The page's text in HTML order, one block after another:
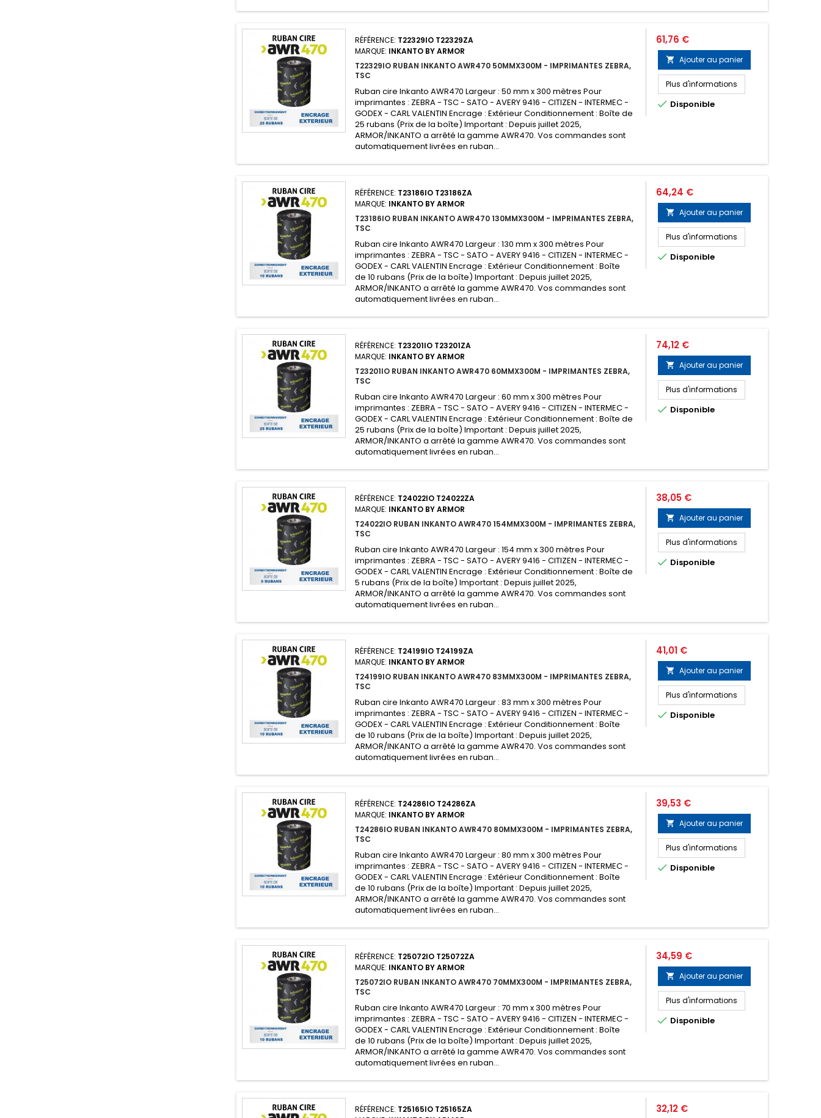
RÉFÉRENCE: T22329IO T22329ZA
MARQUE: INKANTO BY ARMOR
T22329IO RUBAN INKANTO AWR470 50MMX300M - IMPRIMANTES ZEBRA,
TSC
Ruban cire Inkanto AWR470 Largeur : 50 mm x 300 mètres Pour
imprimantes : ZEBRA - TSC - SATO - AVERY 9416 - CITIZEN - INTERMEC -
GODEX - CARL VALENTIN Encrage : Extérieur Conditionnement : Boîte de
25 rubans (Prix de la boîte) Important : Depuis juillet 2025,
ARMOR/INKANTO a arrêté la gamme AWR470. Vos commandes sont
automatiquement livrées en ruban...
Prix
61,76 €
 Ajouter au panier
Plus d'informations
 Disponible
RÉFÉRENCE: T23186IO T23186ZA
MARQUE: INKANTO BY ARMOR
T23186IO RUBAN INKANTO AWR470 130MMX300M - IMPRIMANTES ZEBRA,
TSC
Ruban cire Inkanto AWR470 Largeur : 130 mm x 300 mètres Pour
imprimantes : ZEBRA - TSC - SATO - AVERY 9416 - CITIZEN - INTERMEC -
GODEX - CARL VALENTIN Encrage : Extérieur Conditionnement : Boîte
de 10 rubans (Prix de la boîte) Important : Depuis juillet 2025,
ARMOR/INKANTO a arrêté la gamme AWR470. Vos commandes sont
automatiquement livrées en ruban...
Prix
64,24 €
 Ajouter au panier
Plus d'informations
 Disponible
RÉFÉRENCE: T23201IO T23201ZA
MARQUE: INKANTO BY ARMOR
T23201IO RUBAN INKANTO AWR470 60MMX300M - IMPRIMANTES ZEBRA,
TSC
Ruban cire Inkanto AWR470 Largeur : 60 mm x 300 mètres Pour
imprimantes : ZEBRA - TSC - SATO - AVERY 9416 - CITIZEN - INTERMEC -
GODEX - CARL VALENTIN Encrage : Extérieur Conditionnement : Boîte de
25 rubans (Prix de la boîte) Important : Depuis juillet 2025,
ARMOR/INKANTO a arrêté la gamme AWR470. Vos commandes sont
automatiquement livrées en ruban...
Prix
74,12 €
 Ajouter au panier
Plus d'informations
 Disponible
RÉFÉRENCE: T24022IO T24022ZA
MARQUE: INKANTO BY ARMOR
T24022IO RUBAN INKANTO AWR470 154MMX300M - IMPRIMANTES ZEBRA,
TSC
Ruban cire Inkanto AWR470 Largeur : 154 mm x 300 mètres Pour
imprimantes : ZEBRA - TSC - SATO - AVERY 9416 - CITIZEN - INTERMEC -
GODEX - CARL VALENTIN Encrage : Extérieur Conditionnement : Boîte de
5 rubans (Prix de la boîte) Important : Depuis juillet 2025,
ARMOR/INKANTO a arrêté la gamme AWR470. Vos commandes sont
automatiquement livrées en ruban...
Prix
38,05 €
 Ajouter au panier
Plus d'informations
 Disponible
RÉFÉRENCE: T24199IO T24199ZA
MARQUE: INKANTO BY ARMOR
T24199IO RUBAN INKANTO AWR470 83MMX300M - IMPRIMANTES ZEBRA,
TSC
Ruban cire Inkanto AWR470 Largeur : 83 mm x 300 mètres Pour
imprimantes : ZEBRA - TSC - SATO - AVERY 9416 - CITIZEN - INTERMEC -
GODEX - CARL VALENTIN Encrage : Extérieur Conditionnement : Boîte
de 10 rubans (Prix de la boîte) Important : Depuis juillet 2025,
ARMOR/INKANTO a arrêté la gamme AWR470. Vos commandes sont
automatiquement livrées en ruban...
Prix
41,01 €
 Ajouter au panier
Plus d'informations
 Disponible
RÉFÉRENCE: T24286IO T24286ZA
MARQUE: INKANTO BY ARMOR
T24286IO RUBAN INKANTO AWR470 80MMX300M - IMPRIMANTES ZEBRA,
TSC
Ruban cire Inkanto AWR470 Largeur : 80 mm x 300 mètres Pour
imprimantes : ZEBRA - TSC - SATO - AVERY 9416 - CITIZEN - INTERMEC -
GODEX - CARL VALENTIN Encrage : Extérieur Conditionnement : Boîte
de 10 rubans (Prix de la boîte) Important : Depuis juillet 2025,
ARMOR/INKANTO a arrêté la gamme AWR470. Vos commandes sont
automatiquement livrées en ruban...
Prix
39,53 €
 Ajouter au panier
Plus d'informations
 Disponible
RÉFÉRENCE: T25072IO T25072ZA
MARQUE: INKANTO BY ARMOR
T25072IO RUBAN INKANTO AWR470 70MMX300M - IMPRIMANTES ZEBRA,
TSC
Ruban cire Inkanto AWR470 Largeur : 70 mm x 300 mètres Pour
imprimantes : ZEBRA - TSC - SATO - AVERY 9416 - CITIZEN - INTERMEC -
GODEX - CARL VALENTIN Encrage : Extérieur Conditionnement : Boîte
de 10 rubans (Prix de la boîte) Important : Depuis juillet 2025,
ARMOR/INKANTO a arrêté la gamme AWR470. Vos commandes sont
automatiquement livrées en ruban...
Prix
34,59 €
 Ajouter au panier
Plus d'informations
 Disponible
RÉFÉRENCE: T25165IO T25165ZA
Prix
32,12 €